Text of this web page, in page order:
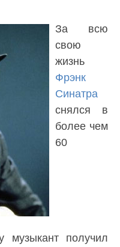
За всю
свою
жизнь
Фрэнк
Синатра
снялся в
более чем
60
музыкант получил